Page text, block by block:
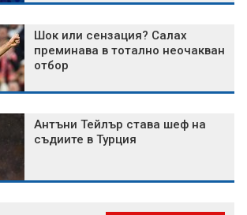
Шок или сензация? Салах
преминава в тотално неочакван
отбор
Антъни Тейлър става шеф на
съдиите в Турция